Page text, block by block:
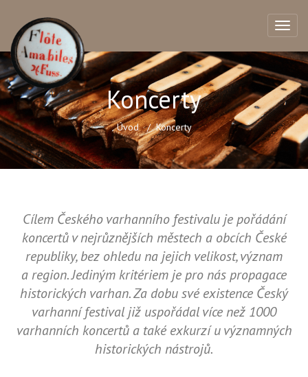
Koncerty
Úvod Koncerty
Cílem Českého varhanního festivalu je pořádání
koncertů v nejrůznějších městech a obcích České
republiky, bez ohledu na jejich velikost, význam
a region. Jediným kritériem je pro nás propagace
historických varhan. Za dobu své existence Český
varhanní festival již uspořádal více než 1000
varhanních koncertů a také exkurzí u významných
historických nástrojů.